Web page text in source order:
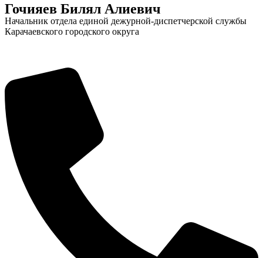
Гочияев Билял Алиевич
Начальник отдела единой дежурной-диспетчерской службы
Карачаевского городского округа